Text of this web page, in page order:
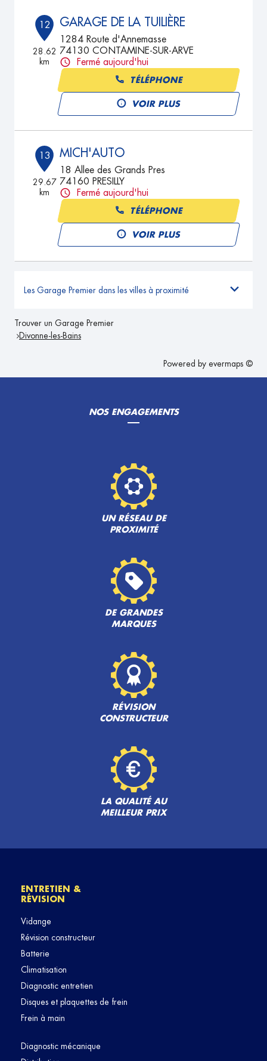
12
28.62
km
GARAGE DE LA TUILIÈRE
1284 Route d'Annemasse
74130 CONTAMINE-SUR-ARVE
Fermé aujourd'hui
TÉLÉPHONE
VOIR PLUS
13
29.67
km
MICH'AUTO
18 Allee des Grands Pres
74160 PRESILLY
Fermé aujourd'hui
TÉLÉPHONE
VOIR PLUS
Les Garage Premier dans les villes à proximité
Trouver un Garage Premier
Divonne-les-Bains
Powered by evermaps ©
NOS ENGAGEMENTS
UN RÉSEAU DE
PROXIMITÉ
DE GRANDES
MARQUES
RÉVISION
CONSTRUCTEUR
LA QUALITÉ AU
MEILLEUR PRIX
ENTRETIEN &
RÉVISION
Vidange
Révision constructeur
Batterie
Climatisation
Diagnostic entretien
Disques et plaquettes de frein
Frein à main
Diagnostic mécanique